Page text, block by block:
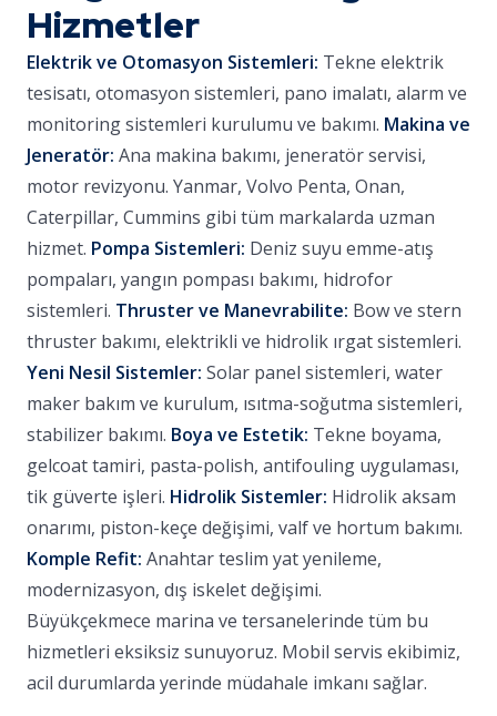
Hizmetler
Elektrik ve Otomasyon Sistemleri: Tekne elektrik
tesisatı, otomasyon sistemleri, pano imalatı, alarm ve
monitoring sistemleri kurulumu ve bakımı. Makina ve
Jeneratör: Ana makina bakımı, jeneratör servisi,
motor revizyonu. Yanmar, Volvo Penta, Onan,
Caterpillar, Cummins gibi tüm markalarda uzman
hizmet. Pompa Sistemleri: Deniz suyu emme-atış
pompaları, yangın pompası bakımı, hidrofor
sistemleri. Thruster ve Manevrabilite: Bow ve stern
thruster bakımı, elektrikli ve hidrolik ırgat sistemleri.
Yeni Nesil Sistemler: Solar panel sistemleri, water
maker bakım ve kurulum, ısıtma-soğutma sistemleri,
stabilizer bakımı. Boya ve Estetik: Tekne boyama,
gelcoat tamiri, pasta-polish, antifouling uygulaması,
tik güverte işleri. Hidrolik Sistemler: Hidrolik aksam
onarımı, piston-keçe değişimi, valf ve hortum bakımı.
Komple Refit: Anahtar teslim yat yenileme,
modernizasyon, dış iskelet değişimi.
Büyükçekmece marina ve tersanelerinde tüm bu
hizmetleri eksiksiz sunuyoruz. Mobil servis ekibimiz,
acil durumlarda yerinde müdahale imkanı sağlar.